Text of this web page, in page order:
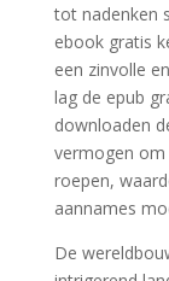
tot nadenken
ebook gratis
een zinvolle
lag de epub
downloaden
vermogen
roepen,
aannames
De